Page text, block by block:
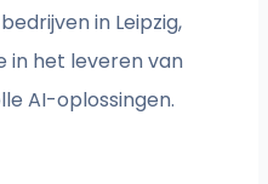
in Leipzig,
in het leveren van
AI-oplossingen.